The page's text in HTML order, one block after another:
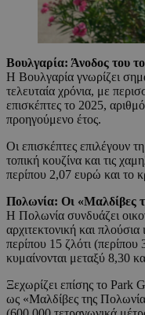
Βουλγαρία: Άνοδος του
Η Βουλγαρία γνωρίζει
τελευταία χρόνια, με
επισκέπτες το 2025,
προηγούμενο έτος.
Οι επισκέπτες επιλέγουν
τοπική κουζίνα και τις
περίπου 2,07 ευρώ και το
Πολωνία: Οι «Μαλδίβες
Η Πολωνία συνδυάζει
αρχιτεκτονική και
περίπου 15 ζλότι
κυμαίνονται μεταξύ 8,30
Ξεχωρίζει επίσης το Park
ως «Μαλδίβες της